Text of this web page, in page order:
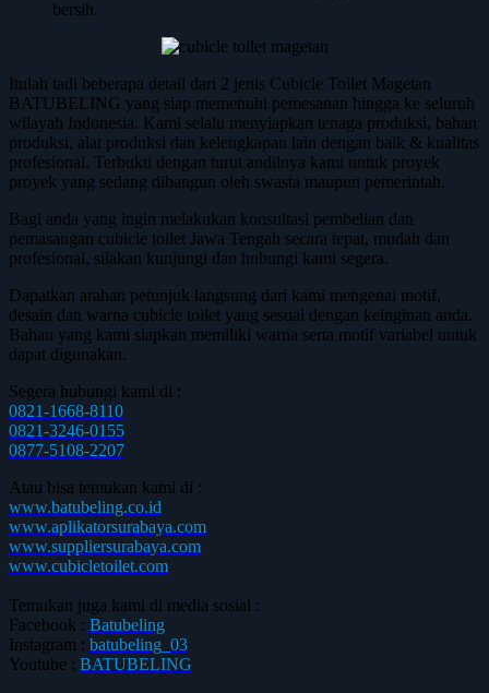
bersih.
Itulah tadi beberapa detail dari 2 jenis Cubicle Toilet Magetan
BATUBELING yang siap memenuhi pemesanan hingga ke seluruh
wilayah Indonesia. Kami selalu menyiapkan tenaga produksi, bahan
produksi, alat produksi dan kelengkapan lain dengan baik & kualitas
profesional. Terbukti dengan turut andilnya kami untuk proyek
proyek yang sedang dibangun oleh swasta maupun pemerintah.
Bagi anda yang ingin melakukan konsultasi pembelian dan
pemasangan cubicle toilet Jawa Tengah secara tepat, mudah dan
profesional, silakan kunjungi dan hubungi kami segera.
Dapatkan arahan petunjuk langsung dari kami mengenai motif,
desain dan warna cubicle toilet yang sesuai dengan keinginan anda.
Bahan yang kami siapkan memiliki warna serta motif variabel untuk
dapat digunakan.
Segera hubungi kami di :
0821-1668-8110
0821-3246-0155
0877-5108-2207
Atau bisa temukan kami di :
www.batubeling.co.id
www.aplikatorsurabaya.com
www.suppliersurabaya.com
www.cubicletoilet.com
Temukan juga kami di media sosial :
Facebook : Batubeling
Instagram : batubeling_03
Youtube : BATUBELING